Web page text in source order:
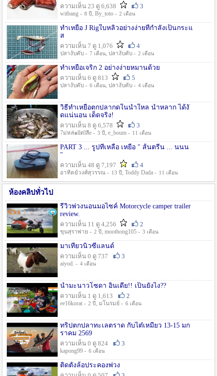
ความเห็น 23 ดู 6,638
3
witbang - 8 ปี , By_toto - 2 เดือน
ทำเหยื่อ J Rigใบหลิวอย่างง่ายที่กำลังเป็นกระแ
ส
ความเห็น 7 ดู 1,076
4
ปลางับคับ - 7 เดือน, ปลางับคับ - 2 เดือน
ทำเหยื่อเจริก 2 อย่างง่ายหมานด้วย
ความเห็น 6 ดู 813
5
ปลางับคับ - 6 เดือน, ปลางับคับ - 4 เดือน
วิธีทำเหยื่อตกปลากดในน้ำใหล น้ำหลาก ได้งั
ดแน่นอน เด็ดจริง!
ความเห็น 8 ดู 6,578
3
7ม่หล่๑llต่lลีe - 3 ปี , e_boum - 11 เดือน
PART 3 ... รูปที่เหลือ เหยื่อ " ส้นตรีน ... นนน
"
ความเห็น 48 ดู 7,197
4
อาทิตย์วงศ์สุวรรณ - 13 ปี , Toddy Dada - 11 เดือน
ห้องคลิปทั่วไป
รีวิวพ่วงนอนมอไซค์ Motorcycle camper trailer
review.
ความเห็น 11 ดู 4,256
2
ขุนสุราพ่าย - 2 ปี , moothong105 - 3 เดือน
มาเที่ยวนิวซีแลนด์
ความเห็น 0 ดู 737
3
aiyod. - 4 เดือน
น้ำมะนาวโซดา อินเดีย!! เป็นยังไง??
ความเห็น 1 ดู 1,613
2
ee16korat - 2 ปี , มโนรมย์ - 6 เดือน
ทริปตกปลาทะเลตราด กับไต๋เหมี่ยว 13-15 มก
ราคม 2569
ความเห็น 0 ดู 824
3
kapong99 - 6 เดือน
ติดตั้งล้อประคองพ่วง